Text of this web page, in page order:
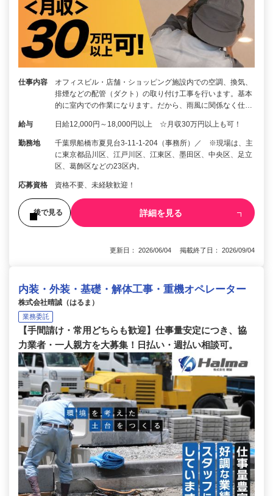
仕事内容
オフィスビル・店舗・ショッピング施設内での空調、換気、
排煙などの配管（ダクト）の取り付け工事を行います。基本
的に室内での作業になります。だから、雨風に関係なく仕…
給与 日給12,000円～18,000円以上 ☆月収30万円以上も可！
勤務地
千葉県船橋市夏見台3-11-1-204（事務所）／ ※現場は、主
に東京都品川区、江戸川区、江東区、墨田区、中央区、足立
区、葛飾区などの23区内。
応募資格 資格不要、未経験歓迎！
後で見る 詳細を見る
更新日： 2026/06/04 掲載終了日： 2026/09/04
内装・外装・基礎・解体工事・重機オペレーター
株式会社晴誠（はるま）
業務委託
【手間請け・常用どちらも歓迎】仕事量安定につき、協
力業者・一人親方を大募集！日払い・週払い相談可。